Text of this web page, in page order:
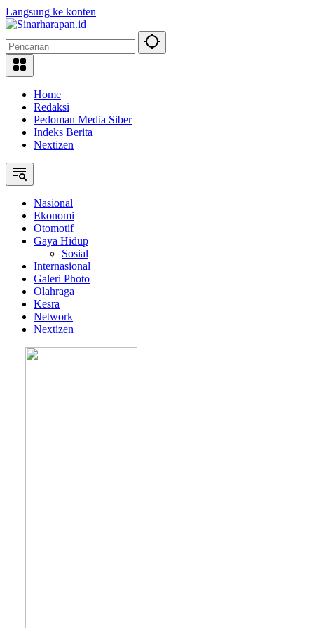
Langsung ke konten
Home
Redaksi
Pedoman Media Siber
Indeks Berita
Nextizen
Nasional
Ekonomi
Otomotif
Gaya Hidup
Sosial
Internasional
Galeri Photo
Olahraga
Kesra
Network
Nextizen